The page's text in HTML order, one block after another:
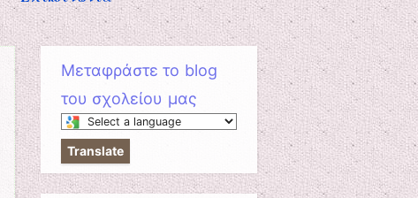
Μεταφράστε το blog
του σχολείου μας
Select
a
to
Translate